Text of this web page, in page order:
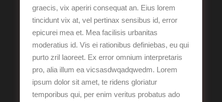
graecis, vix aperiri consequat an. Eius lorem
tincidunt vix at, vel pertinax sensibus id, error
epicurei mea et. Mea facilisis urbanitas
moderatius id. Vis ei rationibus definiebas, eu qui
purto zril laoreet. Ex error omnium interpretaris
pro, alia illum ea vicsasdwqadqwedm. Lorem
ipsum dolor sit amet, te ridens gloriatur
temporibus qui, per enim veritus probatus ado